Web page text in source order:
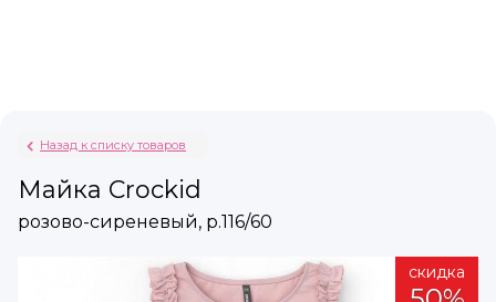
Назад к списку товаров
Майка Crockid
розово-сиреневый, р.116/60
скидка